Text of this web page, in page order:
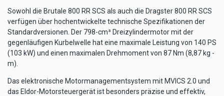
Sowohl die Brutale 800 RR SCS als auch die Dragster 800 RR SCS
verfügen über hochentwickelte technische Spezifikationen der
Standardversionen. Der 798-cm³ Dreizylindermotor mit der
gegenläufigen Kurbelwelle hat eine maximale Leistung von 140 PS
(103 kW) und einen maximalen Drehmoment von 87 Nm (8,87 kg -
m).
Das elektronische Motormanagementsystem mit MVICS 2.0 und
das Eldor-Motorsteuergerät ist besonders präzise und effektiv,